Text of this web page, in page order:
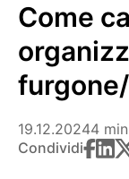
Come
19.12.20244
Condividi